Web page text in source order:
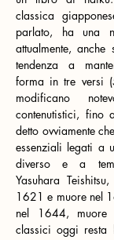
classica
parlato, ha una
attualmente,
tendenza a
forma in tre versi
modificano
contenutistici, fino
detto ovviamente
essenziali legati a
diverso e a
Yasuhara
1621 e muore nel
nel 1644,
classici oggi resta